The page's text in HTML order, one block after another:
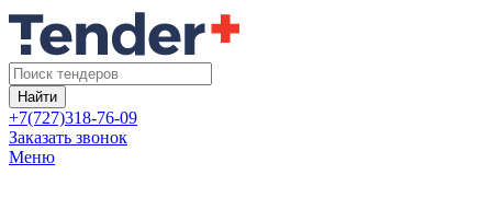
Найти
+7(727)318-76-09
Заказать звонок
Меню